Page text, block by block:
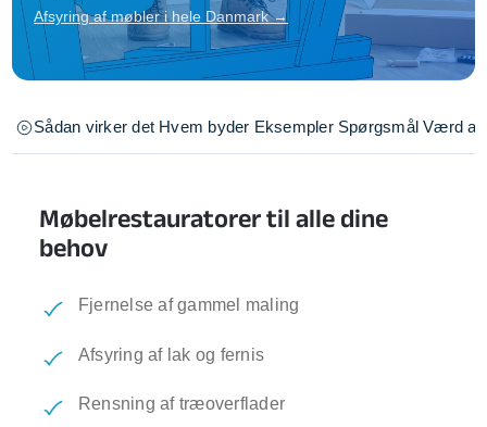
Afsyring af møbler i hele Danmark →
Sådan virker det Hvem byder Eksempler Spørgsmål Værd at
Møbelrestauratorer til alle dine
behov
Fjernelse af gammel maling
Afsyring af lak og fernis
Rensning af træoverflader